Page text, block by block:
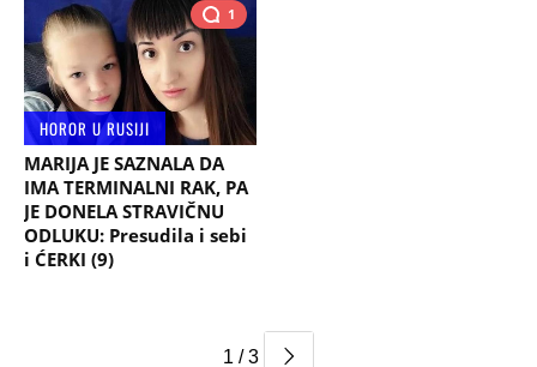
1
HOROR U RUSIJI
MARIJA JE SAZNALA DA
IMA TERMINALNI RAK, PA
JE DONELA STRAVIČNU
ODLUKU: Presudila i sebi
i ĆERKI (9)
1 / 3